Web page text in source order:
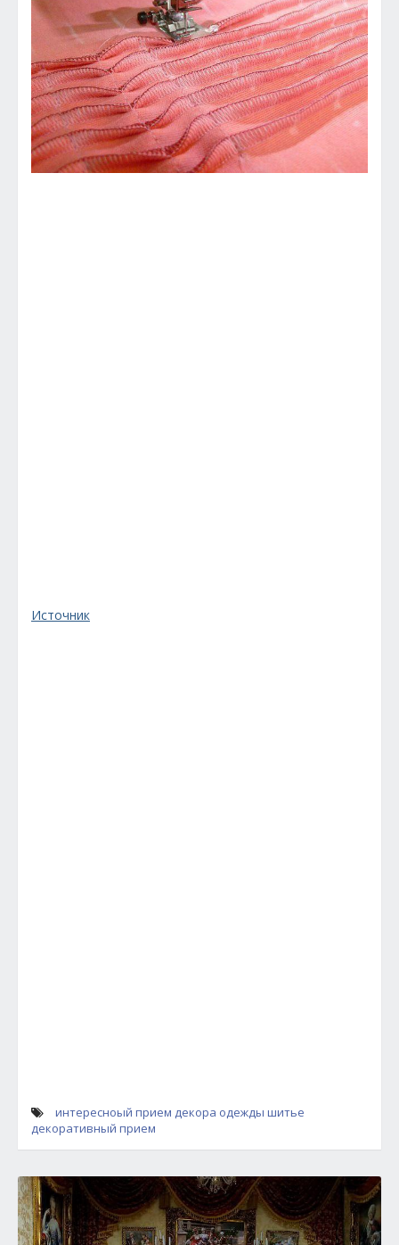
Источник
интересноый прием декора одежды шитье
декоративный прием